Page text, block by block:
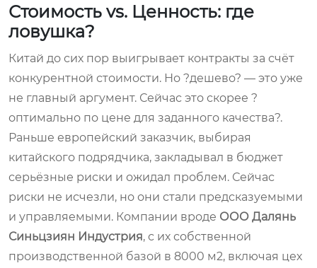
Стоимость vs. Ценность: где
ловушка?
Китай до сих пор выигрывает контракты за счёт
конкурентной стоимости. Но ?дешево? — это уже
не главный аргумент. Сейчас это скорее ?
оптимально по цене для заданного качества?.
Раньше европейский заказчик, выбирая
китайского подрядчика, закладывал в бюджет
серьёзные риски и ожидал проблем. Сейчас
риски не исчезли, но они стали предсказуемыми
и управляемыми. Компании вроде ООО Далянь
Синьцзиян Индустрия, с их собственной
производственной базой в 8000 м2, включая цех